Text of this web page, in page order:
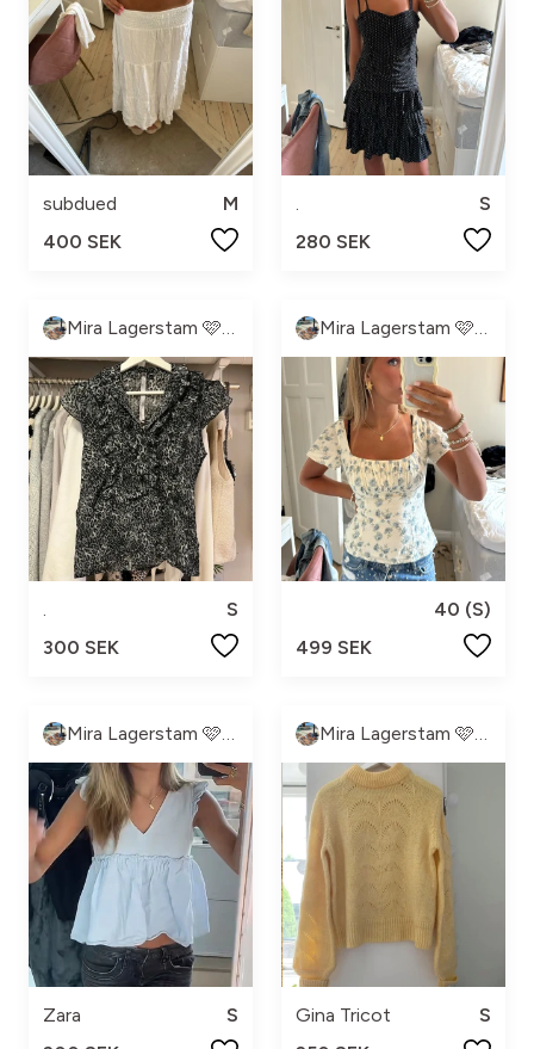
subdued
M
400 SEK
.
S
280 SEK
Mira Lagerstam 🩷💓💕💖
.
S
300 SEK
Mira Lagerstam 🩷💓💕💖
40 (S)
499 SEK
Mira Lagerstam 🩷💓💕💖
Zara
S
Mira Lagerstam 🩷💓💕💖
Gina Tricot
S